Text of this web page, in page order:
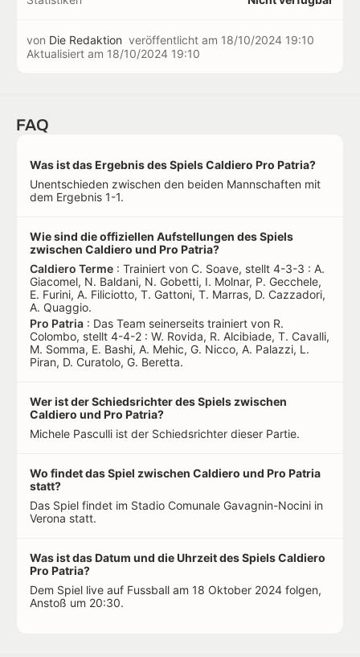
von Die Redaktion veröffentlicht am 18/10/2024 19:10
Aktualisiert am 18/10/2024 19:10
FAQ
Was ist das Ergebnis des Spiels Caldiero Pro Patria?
Unentschieden zwischen den beiden Mannschaften mit
dem Ergebnis 1-1.
Wie sind die offiziellen Aufstellungen des Spiels
zwischen Caldiero und Pro Patria?
Caldiero Terme : Trainiert von C. Soave, stellt 4-3-3 : A.
Giacomel, N. Baldani, N. Gobetti, I. Molnar, P. Gecchele,
E. Furini, A. Filiciotto, T. Gattoni, T. Marras, D. Cazzadori,
A. Quaggio.
Pro Patria : Das Team seinerseits trainiert von R.
Colombo, stellt 4-4-2 : W. Rovida, R. Alcibiade, T. Cavalli,
M. Somma, E. Bashi, A. Mehic, G. Nicco, A. Palazzi, L.
Piran, D. Curatolo, G. Beretta.
Wer ist der Schiedsrichter des Spiels zwischen
Caldiero und Pro Patria?
Michele Pasculli ist der Schiedsrichter dieser Partie.
Wo findet das Spiel zwischen Caldiero und Pro Patria
statt?
Das Spiel findet im Stadio Comunale Gavagnin-Nocini in
Verona statt.
Was ist das Datum und die Uhrzeit des Spiels Caldiero
Pro Patria?
Dem Spiel live auf Fussball am 18 Oktober 2024 folgen,
Anstoß um 20:30.